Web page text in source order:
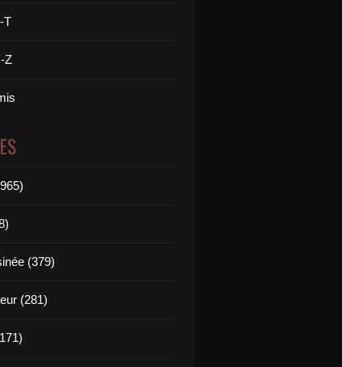
T
Z
(379)
(281)